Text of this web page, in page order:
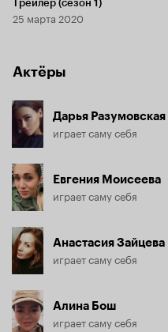
Трейлер (сезон 1)
25 марта 2020
Актёры
Дарья Разумовская
играет саму себя
Евгения Моисеева
играет саму себя
Анастасия Зайцева
играет саму себя
Алина Бош
играет саму себя